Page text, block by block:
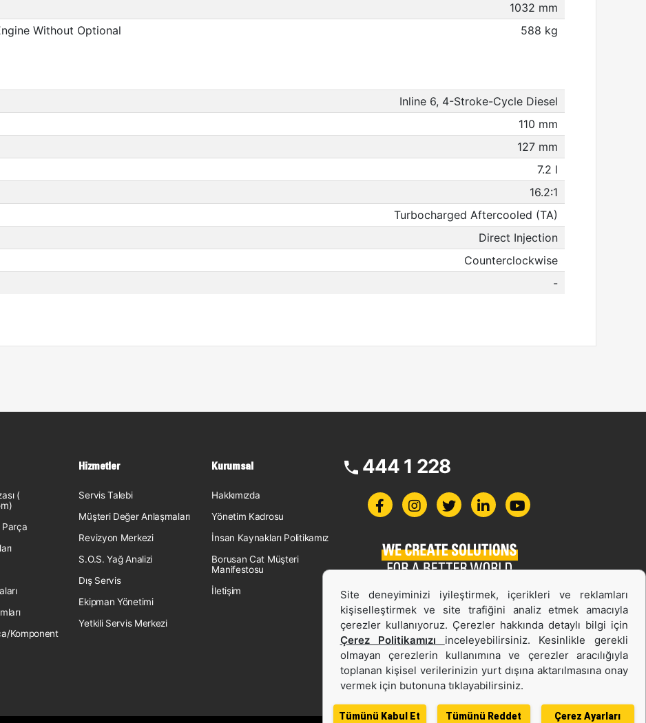
1032 mm
Without Optional
588 kg
Inline 6, 4-Stroke-Cycle Diesel
110 mm
127 mm
7.2 l
16.2:1
Turbocharged Aftercooled (TA)
Direct Injection
Counterclockwise
-
(
Parça
Komponent
Hizmetler
Servis Talebi
Müşteri Değer Anlaşmaları
Revizyon Merkezi
S.O.S. Yağ Analizi
Dış Servis
Ekipman Yönetimi
Yetkili Servis Merkezi
Kurumsal
Hakkımızda
Yönetim Kadrosu
İnsan Kaynakları Politikamız
Borusan Cat Müşteri
Manifestosu
İletişim
444 1 228
İş Makinası ve Güç Sistemleri
İkinci el ve Kiralama
Site deneyiminizi iyileştirmek, içerikleri ve reklamları
kişiselleştirmek ve site trafiğini analiz etmek amacıyla
çerezler kullanıyoruz. Çerezler hakkında detaylı bilgi için
Çerez Politikamızı inceleyebilirsiniz. Kesinlikle gerekli
olmayan çerezlerin kullanımına ve çerezler aracılığıyla
toplanan kişisel verilerinizin yurt dışına aktarılmasına onay
vermek için butonuna tıklayabilirsiniz.
Tümünü Kabul Et Tümünü Reddet Çerez Ayarları